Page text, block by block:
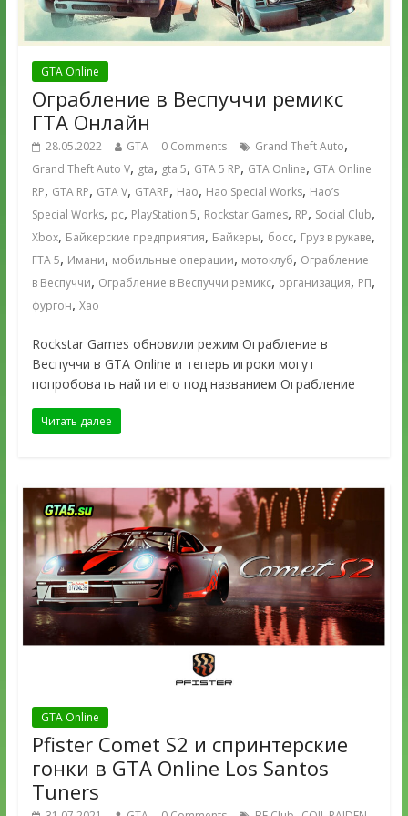
GTA Online
Ограбление в Веспуччи ремикс
ГТА Онлайн
28.05.2022 GTA 0 Comments Grand Theft Auto,
Grand Theft Auto V, gta, gta 5, GTA 5 RP, GTA Online, GTA Online
RP, GTA RP, GTA V, GTARP, Hao, Hao Special Works, Hao’s
Special Works, pc, PlayStation 5, Rockstar Games, RP, Social Club,
Xbox, Байкерские предприятия, Байкеры, босс, Груз в рукаве,
ГТА 5, Имани, мобильные операции, мотоклуб, Ограбление
в Веспуччи, Ограбление в Веспуччи ремикс, организация, РП,
фургон, Хао
Rockstar Games обновили режим Ограбление в
Веспуччи в GTA Online и теперь игроки могут
попробовать найти его под названием Ограбление
Читать далее
GTA Online
Pfister Comet S2 и cпринтерские
гонки в GTA Online Los Santos
Tuners